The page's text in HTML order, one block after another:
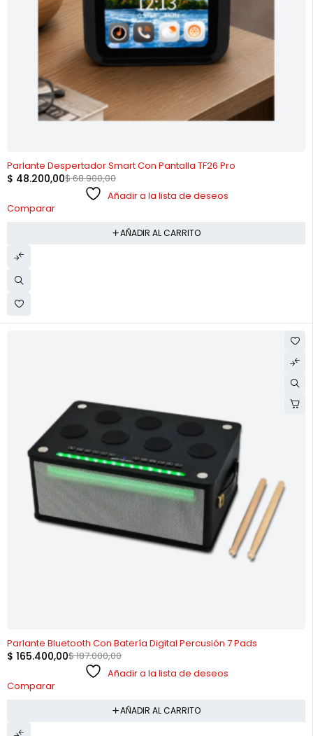
-30%
Parlante Despertador Smart Con Pantalla TF26 Pro
$68.900,00
$ 48.200,00
Añadir a la lista de deseos
Comparar
AÑADIR AL CARRITO
-12%
Parlante Bluetooth Con Batería Digital Percusión 7 Pads
$187.000,00
$ 165.400,00
Añadir a la lista de deseos
Comparar
AÑADIR AL CARRITO